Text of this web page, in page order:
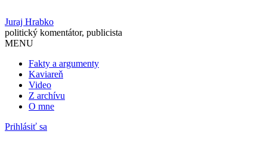
Juraj Hrabko
politický komentátor, publicista
MENU
Fakty a argumenty
Kaviareň
Video
Z archívu
O mne
Prihlásiť sa